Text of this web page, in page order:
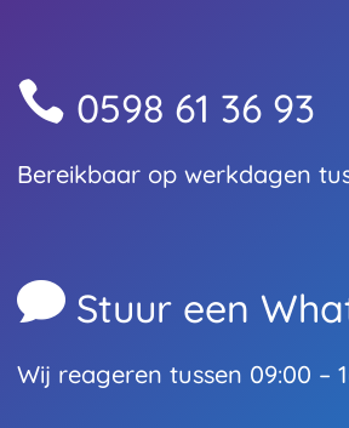
 0598 61 36 93
Bereikbaar op werkdagen
 Stuur een
Wij reageren tussen 09:00 –